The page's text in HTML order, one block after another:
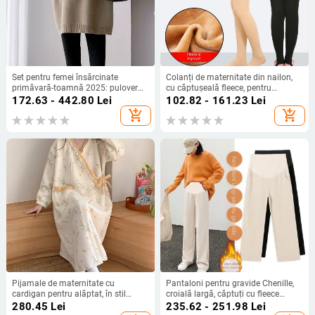
Set pentru femei însărcinate
primăvară-toamnă 2025: pulover
cu urechi de iepure și pantaloni
172.63 - 442.80 Lei
add_shopping_cart
Colanți de maternitate din nailon,
cu căptușeală fleece, pentru
toamnă-iarnă, calzi, mărime plus,
102.82 - 161.23 Lei
add_shopping_cart
Pijamale de maternitate cu
cardigan pentru alăptat, în stil
kimono – bumbac aerat, mâneci
280.45 Lei
Pantaloni pentru gravide Chenille,
croială largă, căptuți cu fleece
pentru căldură, grosime medie,
235.62 - 251.98 Lei